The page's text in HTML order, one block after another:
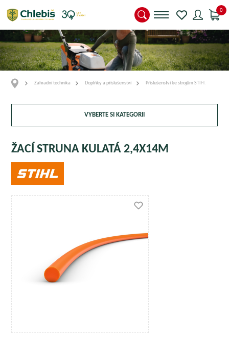
0
Zahradní technika Doplňky a příslušenství Příslušenství ke strojům STIHL
VYBERTE SI KATEGORII
ŽACÍ STRUNA KULATÁ 2,4X14M